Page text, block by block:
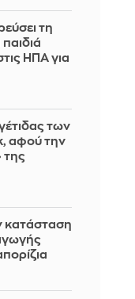
τη
ΗΠΑ για
των
αφού την
της
κατάσταση